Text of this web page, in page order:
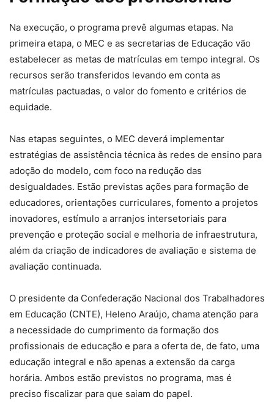
Na execução, o programa prevê algumas etapas. Na
primeira etapa, o MEC e as secretarias de Educação vão
estabelecer as metas de matrículas em tempo integral. Os
recursos serão transferidos levando em conta as
matrículas pactuadas, o valor do fomento e critérios de
equidade.
Nas etapas seguintes, o MEC deverá implementar
estratégias de assistência técnica às redes de ensino para
adoção do modelo, com foco na redução das
desigualdades. Estão previstas ações para formação de
educadores, orientações curriculares, fomento a projetos
inovadores, estímulo a arranjos intersetoriais para
prevenção e proteção social e melhoria de infraestrutura,
além da criação de indicadores de avaliação e sistema de
avaliação continuada.
O presidente da Confederação Nacional dos Trabalhadores
em Educação (CNTE), Heleno Araújo, chama atenção para
a necessidade do cumprimento da formação dos
profissionais de educação e para a oferta de, de fato, uma
educação integral e não apenas a extensão da carga
horária. Ambos estão previstos no programa, mas é
preciso fiscalizar para que saiam do papel.